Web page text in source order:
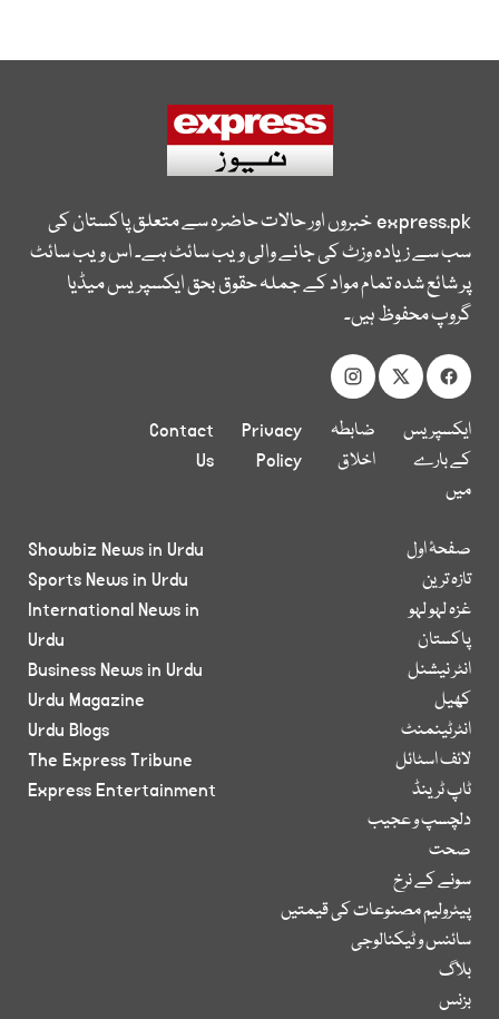
express.pkخبروں اور حالات حاضرہ سے متعلق پاکستان کی
سب سے زیادہ وزٹ کی جانے والی ویب سائٹ ہے۔ اس ویب سائٹ
پر شائع شدہ تمام مواد کے جملہ حقوق بحق ایکسپریس میڈیا
گروپ محفوظ ہیں۔
ایکسپریس
کے بارے
میں
ضابطہ
اخلاق
Privacy
Policy
Contact
Us
صفحۂ اول
تازہ ترین
غزہ لہو لہو
پاکستان
انٹر نیشنل
کھیل
انٹرٹینمنٹ
لائف اسٹائل
ٹاپ ٹرینڈ
دلچسپ و عجیب
صحت
سونے کے نرخ
پیٹرولیم مصنوعات کی قیمتیں
سائنس و ٹیکنالوجی
بلاگ
بزنس
Showbiz News in Urdu
Sports News in Urdu
International News in
Urdu
Business News in Urdu
Urdu Magazine
Urdu Blogs
The Express Tribune
Express Entertainment